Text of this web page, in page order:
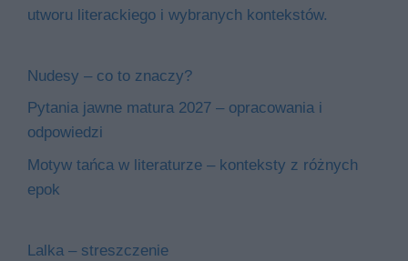
utworu literackiego i wybranych kontekstów.
Nudesy – co to znaczy?
Pytania jawne matura 2027 – opracowania i
odpowiedzi
Motyw tańca w literaturze – konteksty z różnych
epok
Lalka – streszczenie